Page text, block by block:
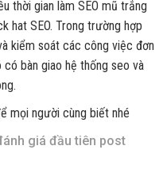
thời gian làm SEO mũ trắng
hat SEO. Trong trường hợp
kiểm soát các công việc đơn
bàn giao hệ thống seo và
mọi người cùng biết nhé
giá đầu tiên post